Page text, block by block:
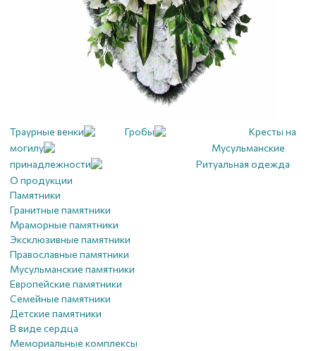
Траурные венки Гробы
Кресты на
могилу
Мусульманские
принадлежности
Ритуальная одежда
О продукции
Памятники
Гранитные памятники
Мраморные памятники
Эксклюзивные памятники
Православные памятники
Мусульманские памятники
Европейские памятники
Семейные памятники
Детские памятники
В виде сердца
Мемориальные комплексы